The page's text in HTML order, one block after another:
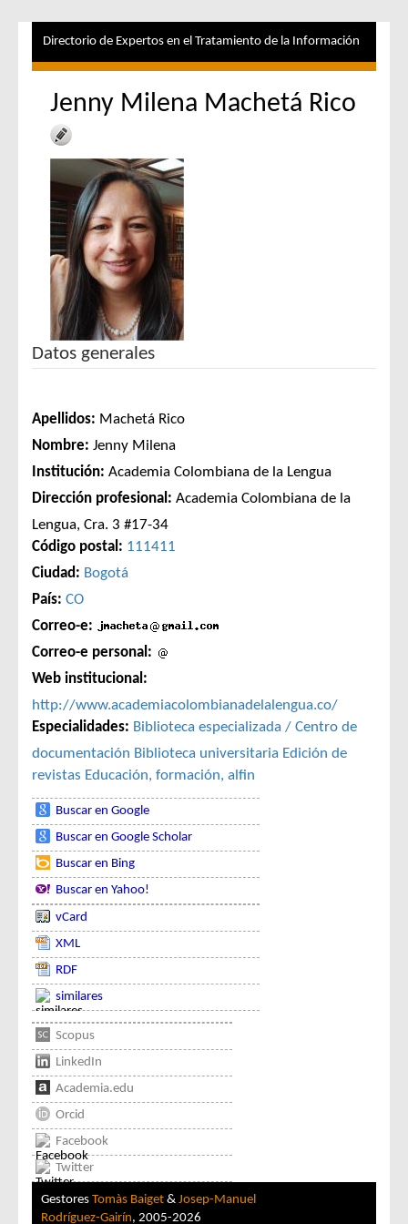
Directorio de Expertos en el Tratamiento de la Información
Jenny Milena Machetá Rico
Datos generales
Apellidos: Machetá Rico
Nombre: Jenny Milena
Institución: Academia Colombiana de la Lengua
Dirección profesional: Academia Colombiana de la
Lengua, Cra. 3 #17-34
Código postal: 111411
Ciudad: Bogotá
País: CO
Correo-e:
Correo-e personal:
Web institucional:
http://www.academiacolombianadelalengua.co/
Especialidades: Biblioteca especializada / Centro de
documentación Biblioteca universitaria Edición de
revistas Educación, formación, alfin
Buscar en Google
Buscar en Google Scholar
Buscar en Bing
Buscar en Yahoo!
vCard
XML
RDF
similares
Scopus
LinkedIn
Academia.edu
Orcid
Facebook
Twitter
Gestores Tomàs Baiget & Josep-Manuel
Rodríguez-Gairín, 2005-2026